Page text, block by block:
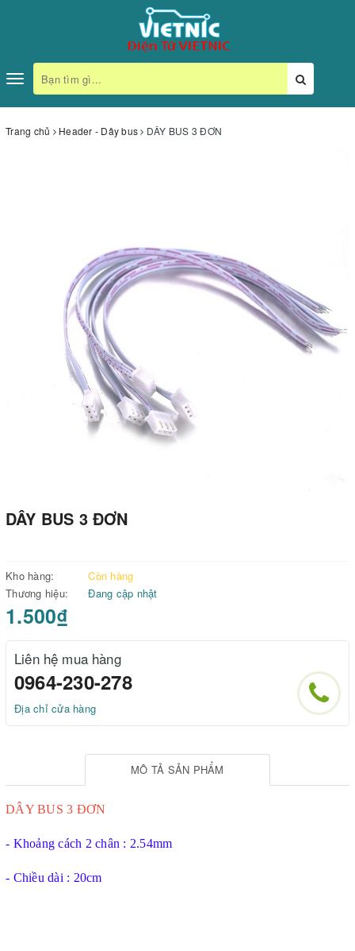
Toggle
navigation
Trang chủ Header - Dây bus DÂY BUS 3 ĐƠN
DÂY BUS 3 ĐƠN
Kho hàng:
Còn hàng
Thương hiệu:
Đang cập nhật
1.500₫
Liên hệ mua hàng
0964-230-278
Địa chỉ cửa hàng
MÔ TẢ SẢN PHẨM
DÂY BUS 3 ĐƠN
- Khoảng cách 2 chân : 2.54mm
- Chiều dài : 20cm